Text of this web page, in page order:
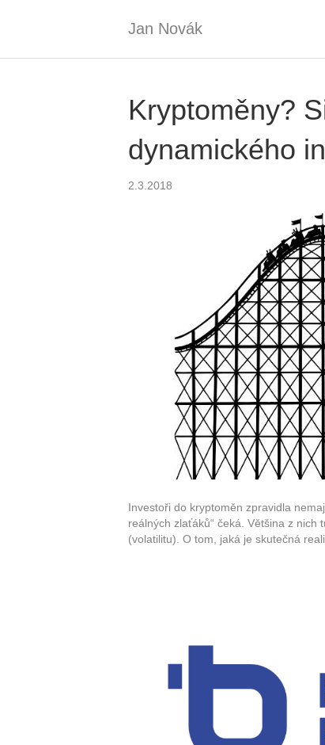
Jan Novák
Kryptoměny?
dynamického
2.3.2018
Investoři do kryptoměn zpravidla
reálných zlaťáků“ čeká. Většina z
(volatilitu). O tom, jaká je skutečná